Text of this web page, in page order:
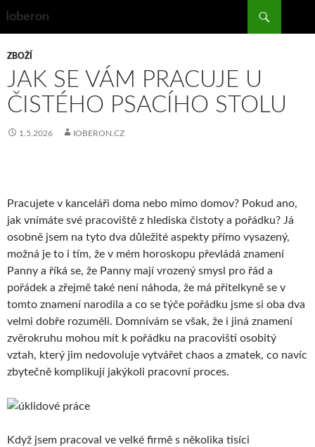
Ioberon
CONTENT
ZBOŽÍ
JAK SE VÁM PRACUJE U
ČISTÉHO PSACÍHO STOLU
1.5.2026 IOBERON.CZ
Pracujete v kanceláři doma nebo mimo domov? Pokud ano,
jak vnímáte své pracoviště z hlediska čistoty a pořádku? Já
osobně jsem na tyto dva důležité aspekty přímo vysazený,
možná je to i tím, že v mém horoskopu převládá znamení
Panny a říká se, že Panny mají vrozený smysl pro řád a
pořádek a zřejmě také není náhoda, že má přítelkyně se v
tomto znamení narodila a co se týče pořádku jsme si oba dva
velmi dobře rozuměli. Domnívám se však, že i jiná znamení
zvěrokruhu mohou mít k pořádku na pracovišti osobitý
vztah, který jim nedovoluje vytvářet chaos a zmatek, co navíc
zbytečně komplikují jakýkoli pracovní proces.
Když jsem pracoval ve velké firmě s několika tisíci